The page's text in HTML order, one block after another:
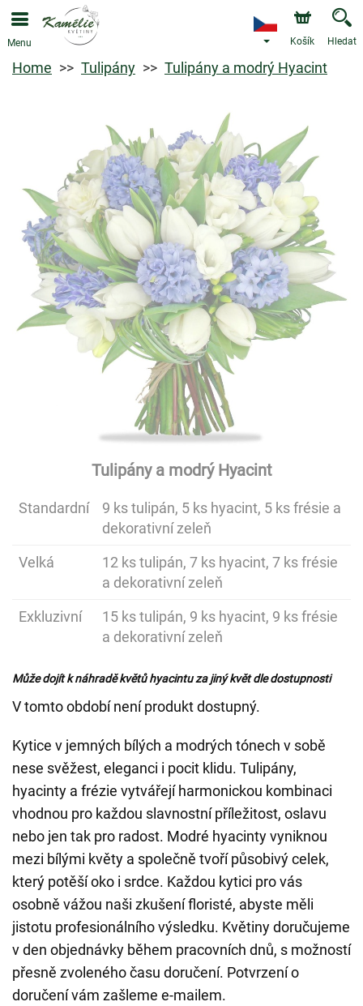
Menu Košík Hledat
Home Tulipány Tulipány a modrý Hyacint
Tulipány a modrý Hyacint
Standardní
9 ks tulipán, 5 ks hyacint, 5 ks frésie a
dekorativní zeleň
Velká
12 ks tulipán, 7 ks hyacint, 7 ks frésie
a dekorativní zeleň
Exkluzivní
15 ks tulipán, 9 ks hyacint, 9 ks frésie
a dekorativní zeleň
Může dojít k náhradě květů hyacintu za jiný květ dle dostupnosti
V tomto období není produkt dostupný.
Kytice v jemných bílých a modrých tónech v sobě
nese svěžest, eleganci i pocit klidu. Tulipány,
hyacinty a frézie vytvářejí harmonickou kombinaci
vhodnou pro každou slavnostní příležitost, oslavu
nebo jen tak pro radost. Modré hyacinty vyniknou
mezi bílými květy a společně tvoří působivý celek,
který potěší oko i srdce. Každou kytici pro vás
osobně vážou naši zkušení floristé, abyste měli
jistotu profesionálního výsledku. Květiny doručujeme
v den objednávky během pracovních dnů, s možností
přesně zvoleného času doručení. Potvrzení o
doručení vám zašleme e-mailem.